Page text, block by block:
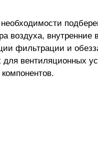
фильтрации и
вентиляционных